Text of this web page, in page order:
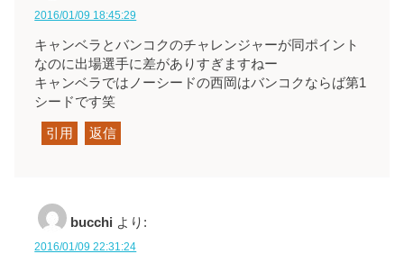
2016/01/09 18:45:29
キャンベラとバンコクのチャレンジャーが同ポイント
なのに出場選手に差がありすぎますねー
キャンベラではノーシードの西岡はバンコクならば第1
シードです笑
引用 返信
bucchi より:
2016/01/09 22:31:24